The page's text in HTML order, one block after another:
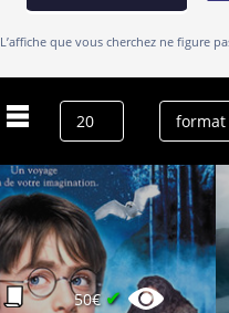
L’affiche que vous cherchez ne figure
50€✔